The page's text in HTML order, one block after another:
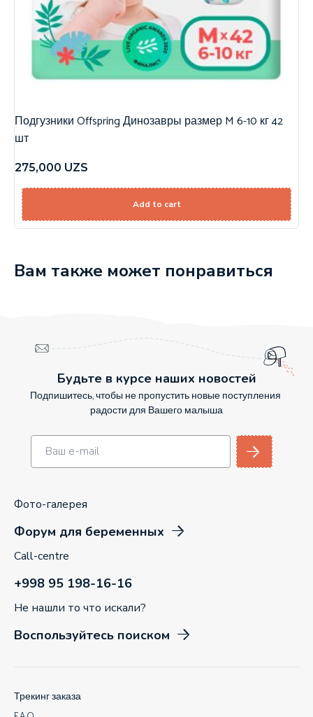
Подгузники Offspring Динозавры размер M 6-10 кг 42
шт
275,000 UZS
Add to cart
Вам также может понравиться
Будьте в курсе наших новостей
Подпишитесь, чтобы не пропустить новые поступления
радости для Вашего малыша
Фото-галерея
Форум для беременных
Call-centre
+998 95 198-16-16
Не нашли то что искали?
Воспользуйтесь поиском
Трекинг заказа